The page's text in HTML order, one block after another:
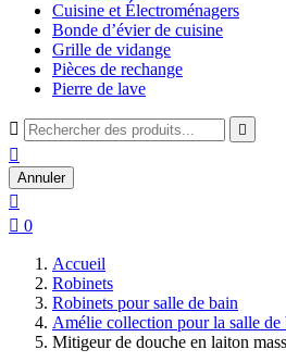
Cuisine et Électroménagers
Bonde d’évier de cuisine
Grille de vidange
Pièces de rechange
Pierre de lave
 

Annuler

 0
Accueil
Robinets
Robinets pour salle de bain
Amélie collection pour la salle de
Mitigeur de douche en laiton